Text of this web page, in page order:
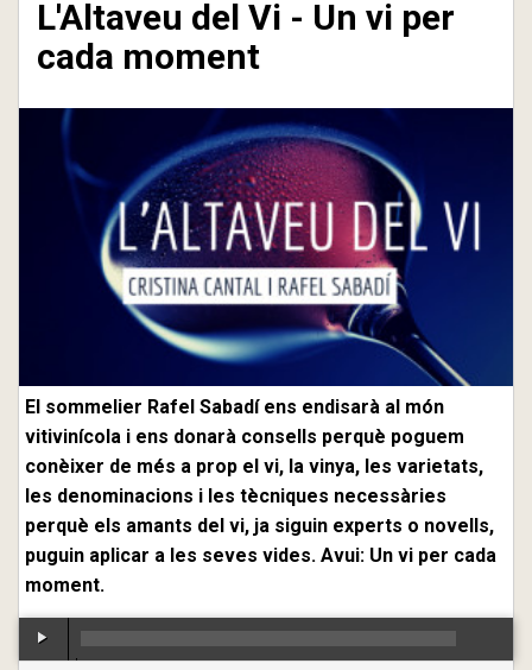
L'Altaveu del Vi - Un vi per
cada moment
El sommelier Rafel Sabadí ens endisarà al món
vitivinícola i ens donarà consells perquè poguem
conèixer de més a prop el vi, la vinya, les varietats,
les denominacions i les tècniques necessàries
perquè els amants del vi, ja siguin experts o novells,
puguin aplicar a les seves vides. Avui: Un vi per cada
moment.